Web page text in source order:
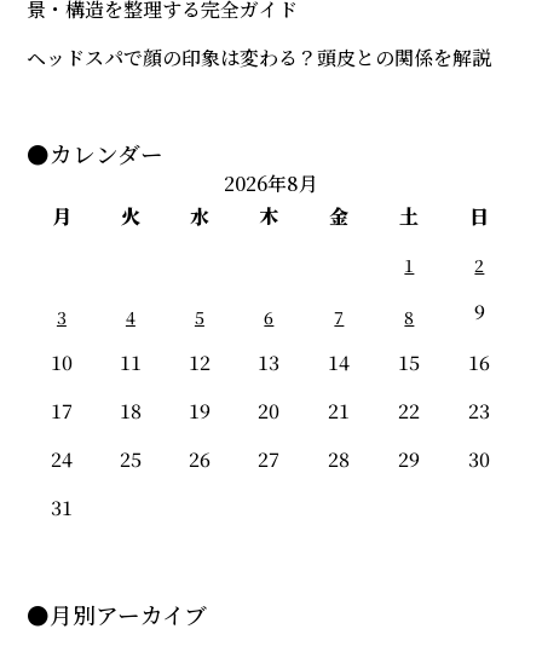
景・構造を整理する完全ガイド
ヘッドスパで顔の印象は変わる？頭皮との関係を解説
●カレンダー
2026年8月
月
火 水 木 金 土 日
1 2
3 4 5 6 7 8
9
10
11 12 13 14 15
16
17
18 19 20 21 22
23
24
25 26 27 28 29
30
31
●月別アーカイブ